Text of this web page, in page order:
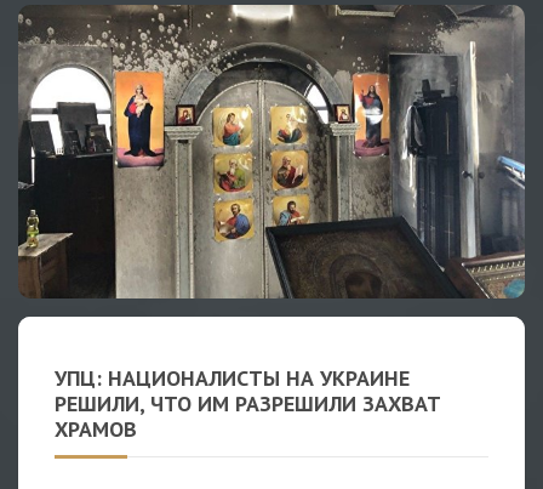
УПЦ: НАЦИОНАЛИСТЫ НА УКРАИНЕ
РЕШИЛИ, ЧТО ИМ РАЗРЕШИЛИ ЗАХВАТ
ХРАМОВ